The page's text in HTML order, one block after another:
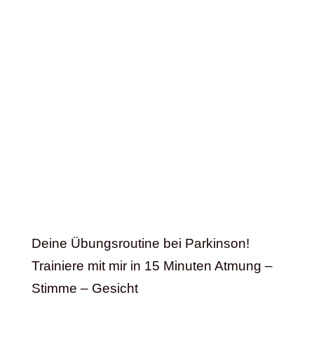
Deine Übungsroutine bei Parkinson!
Trainiere mit mir in 15 Minuten Atmung –
Stimme – Gesicht